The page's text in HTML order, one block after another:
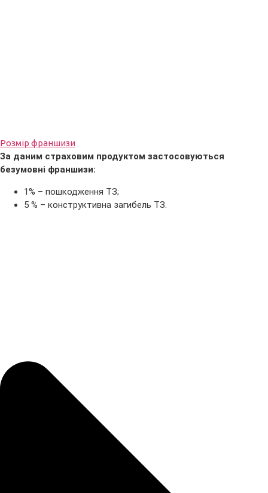
Розмір франшизи
За даним страховим продуктом застосовуються
безумовні франшизи:
1% – пошкодження ТЗ;
5 % – конструктивна загибель ТЗ.